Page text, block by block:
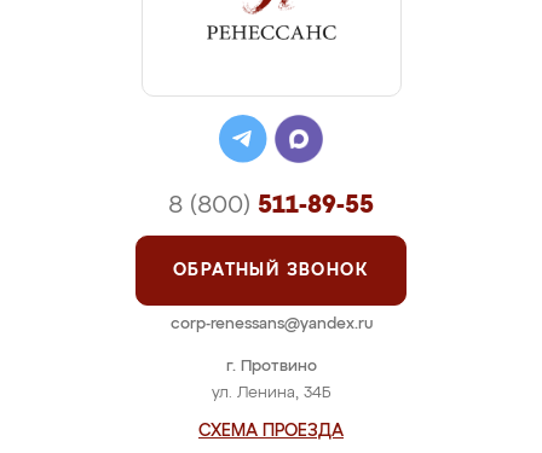
г. Протвино
ул. Ленина, 34Б
СХЕМА ПРОЕЗДА
8 (800) 511-89-55
ОБРАТНЫЙ ЗВОНОК
corp-renessans@yandex.ru